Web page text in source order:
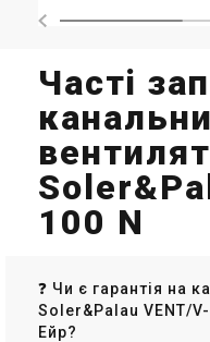
Часті
100 N
❓ Чи є гарантія на
Soler&Palau VENT/
Ейр?